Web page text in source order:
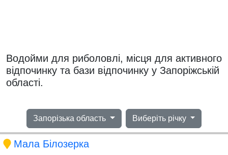
Водойми для риболовлі, місця для активного
відпочинку та бази відпочинку у Запоріжській
області.
Запорізька область Виберіть річку
Мала Білозерка